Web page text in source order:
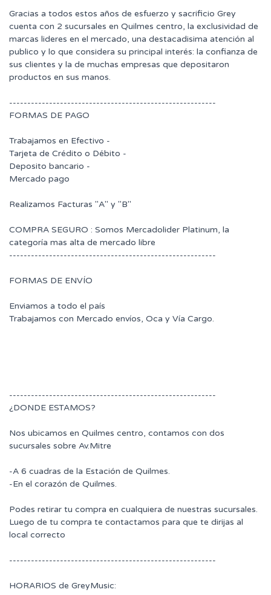
Gracias a todos estos años de esfuerzo y sacrificio Grey
cuenta con 2 sucursales en Quilmes centro, la exclusividad de
marcas lideres en el mercado, una destacadisima atención al
publico y lo que considera su principal interés: la confianza de
sus clientes y la de muchas empresas que depositaron
productos en sus manos.
---------------------------------------------------------
FORMAS DE PAGO
Trabajamos en Efectivo -
Tarjeta de Crédito o Débito -
Deposito bancario -
Mercado pago
Realizamos Facturas "A" y "B"
COMPRA SEGURO : Somos Mercadolider Platinum, la
categoría mas alta de mercado libre
---------------------------------------------------------
FORMAS DE ENVÍO
Enviamos a todo el país
Trabajamos con Mercado envíos, Oca y Vía Cargo.
---------------------------------------------------------
¿DONDE ESTAMOS?
Nos ubicamos en Quilmes centro, contamos con dos
sucursales sobre Av.Mitre
-A 6 cuadras de la Estación de Quilmes.
-En el corazón de Quilmes.
Podes retirar tu compra en cualquiera de nuestras sucursales.
Luego de tu compra te contactamos para que te dirijas al
local correcto
---------------------------------------------------------
HORARIOS de GreyMusic: